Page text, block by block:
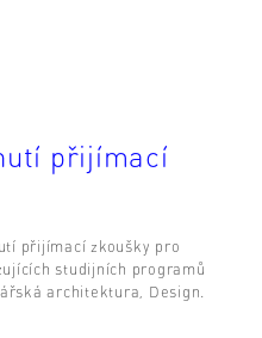
přijímací
přijímací zkoušky pro
studijních programů
architektura, Design.